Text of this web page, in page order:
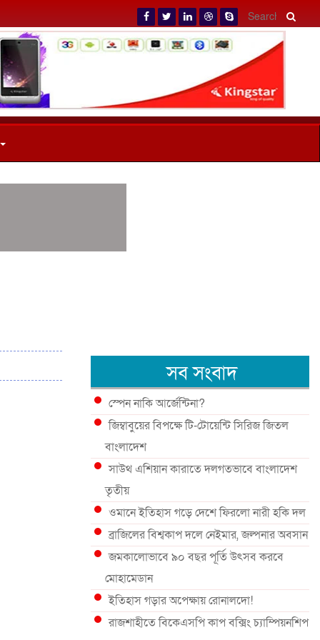
সব সংবাদ
স্পেন নাকি আর্জেন্টিনা?
জিম্বাবুয়ের বিপক্ষে টি-টোয়েন্টি সিরিজ জিতল
বাংলাদেশ
সাউথ এশিয়ান কারাতে দলগতভাবে বাংলাদেশ
তৃতীয়
ওমানে ইতিহাস গড়ে দেশে ফিরলো নারী হকি দল
ব্রাজিলের বিশ্বকাপ দলে নেইমার, জল্পনার অবসান
জমকালোভাবে ৯০ বছর পূর্তি উৎসব করবে
মোহামেডান
ইতিহাস গড়ার অপেক্ষায় রোনালদো!
রাজশাহীতে বিকেএসপি কাপ বক্সিং চ্যাম্পিয়নশিপ